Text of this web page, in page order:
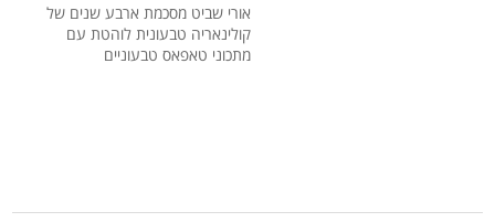
אורי שביט מסכמת ארבע שנים של
קולינאריה טבעונית לוהטת עם
מתכוני טאפאס טבעוניים